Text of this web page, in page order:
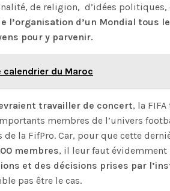
de religion, d’idées politiques,
l’organisation d’un Mondial tous
pour y parvenir.
calendrier du Maroc
travailler de concert, la
membres de l’univers
la FifPro. Car, pour que cette
membres, il leur faut évidemment
et des décisions prises par
pas être le cas.